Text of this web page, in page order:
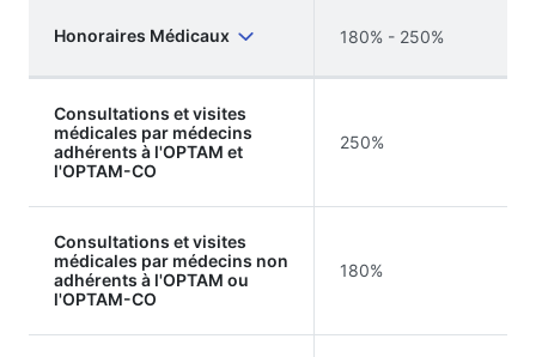
Honoraires Médicaux 180% - 250%
Consultations et visites
médicales par médecins
adhérents à l'OPTAM et
l'OPTAM-CO
250%
Consultations et visites
médicales par médecins non
adhérents à l'OPTAM ou
l'OPTAM-CO
180%